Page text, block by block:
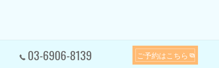
03-6906-8139 ご予約はこちら